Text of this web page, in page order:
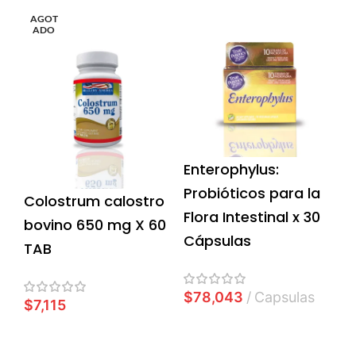
AGOT
ADO
Colostrum calostro
bovino 650 mg X 60
TAB
$7,115
Enterophylus:
Probióticos para la
Flora Intestinal x 30
Cápsulas
$78,043 Capsulas